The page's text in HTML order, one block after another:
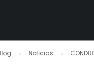
Noticias